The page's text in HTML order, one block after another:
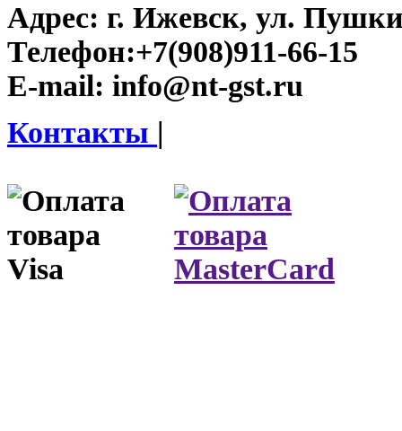
Адрес: г. Ижевск, ул.
Телефон:+7(908)911-66-15
E-mail: info@nt-gst.ru
Контакты |